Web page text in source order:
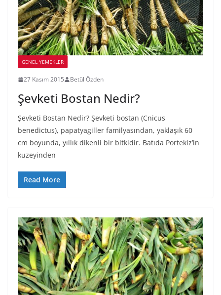
GENEL YEMEKLER
27 Kasım 2015 Betül Özden
Şevketi Bostan Nedir?
Şevketi Bostan Nedir? Şevketi bostan (Cnicus
benedictus), papatyagiller familyasından, yaklaşık 60
cm boyunda, yıllık dikenli bir bitkidir. Batıda Portekiz’in
kuzeyinden
Read More